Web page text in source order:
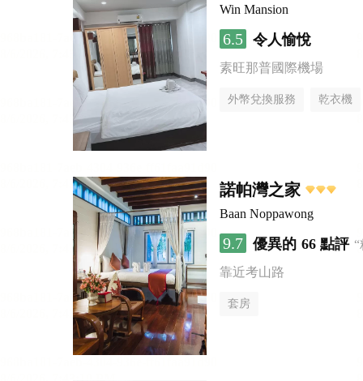
Win Mansion
6.5 令人愉悅
素旺那普國際機場
外幣兌換服務 乾衣機
諾帕灣之家
Baan Noppawong
9.7 優異的 66 點評
靠近考山路
套房